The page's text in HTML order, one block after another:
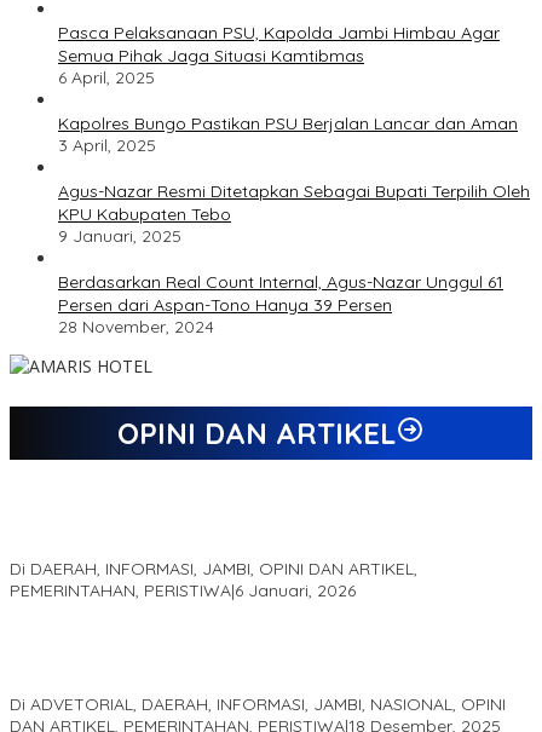
Pasca Pelaksanaan PSU, Kapolda Jambi Himbau Agar
Semua Pihak Jaga Situasi Kamtibmas
6 April, 2025
Kapolres Bungo Pastikan PSU Berjalan Lancar dan Aman
3 April, 2025
Agus-Nazar Resmi Ditetapkan Sebagai Bupati Terpilih Oleh
KPU Kabupaten Tebo
9 Januari, 2025
Berdasarkan Real Count Internal, Agus-Nazar Unggul 61
Persen dari Aspan-Tono Hanya 39 Persen
28 November, 2024
OPINI DAN ARTIKEL
Di DAERAH, INFORMASI, JAMBI, OPINI DAN ARTIKEL,
PEMERINTAHAN, PERISTIWA|6 Januari, 2026
Di ADVETORIAL, DAERAH, INFORMASI, JAMBI, NASIONAL, OPINI
DAN ARTIKEL, PEMERINTAHAN, PERISTIWA|18 Desember, 2025